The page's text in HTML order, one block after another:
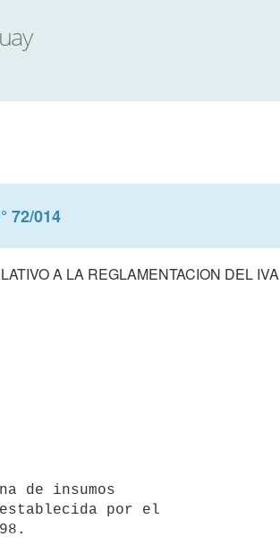
72/014
A LA REGLAMENTACION DEL IVA
de insumos
establecida por el